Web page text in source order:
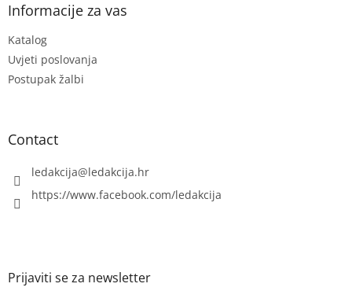
Informacije za vas
Katalog
Uvjeti poslovanja
Postupak žalbi
Contact
ledakcija@ledakcija.hr
https://www.facebook.com/ledakcija